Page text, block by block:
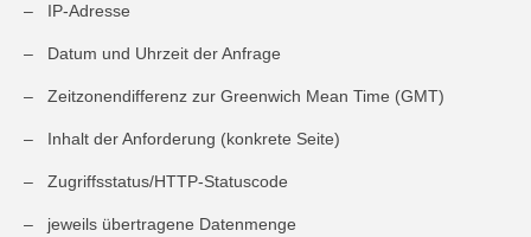
– IP-Adresse
– Datum und Uhrzeit der Anfrage
– Zeitzonendifferenz zur Greenwich Mean Time (GMT)
– Inhalt der Anforderung (konkrete Seite)
– Zugriffsstatus/HTTP-Statuscode
– jeweils übertragene Datenmenge